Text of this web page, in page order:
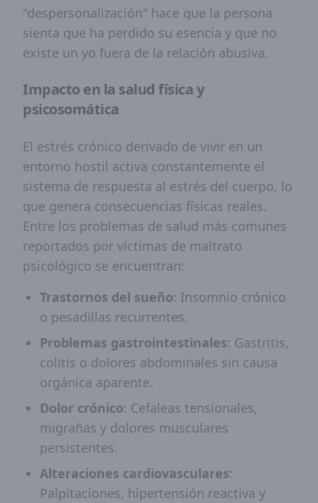
"despersonalización" hace que la persona
sienta que ha perdido su esencia y que no
existe un yo fuera de la relación abusiva.
Impacto en la salud física y
psicosomática
El estrés crónico derivado de vivir en un
entorno hostil activa constantemente el
sistema de respuesta al estrés del cuerpo, lo
que genera consecuencias físicas reales.
Entre los problemas de salud más comunes
reportados por víctimas de maltrato
psicológico se encuentran:
Trastornos del sueño: Insomnio crónico
o pesadillas recurrentes.
Problemas gastrointestinales: Gastritis,
colitis o dolores abdominales sin causa
orgánica aparente.
Dolor crónico: Cefaleas tensionales,
migrañas y dolores musculares
persistentes.
Alteraciones cardiovasculares:
Palpitaciones, hipertensión reactiva y